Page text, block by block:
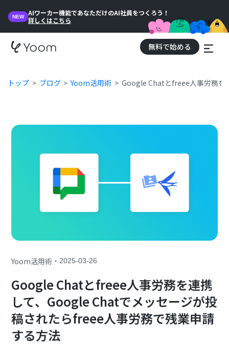
NEW
AIワーカー機能であなただけのAI社員をつくろう！
詳しくはこちら
無料で始める
トップ ブログ Yoom活用術 Google Chatとfreee人事労務を
Yoom活用術 ・2025-03-26
Google Chatとfreee人事労務を連携
して、Google Chatでメッセージが投
稿されたらfreee人事労務で残業申請
する方法